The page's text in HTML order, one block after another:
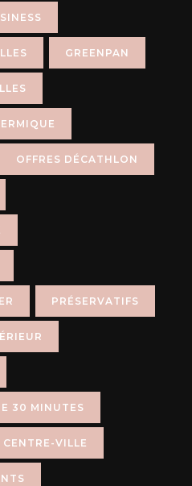
GREENPAN
OFFRES DÉCATHLON
PRÉSERVATIFS
30 MINUTES
VILLE